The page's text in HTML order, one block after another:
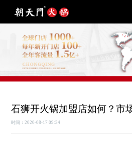
石狮开火锅加盟店如何？市
时间：2020-08-17 09:34